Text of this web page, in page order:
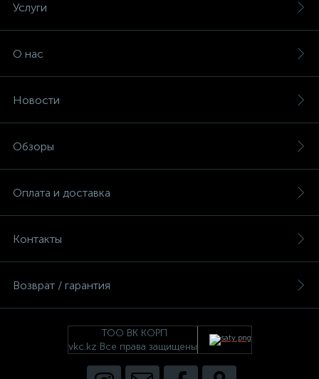
Услуги
О нас
Новости
Обзоры
Оплата и доставка
Контакты
Возврат / гарантия
ТОО ВК КОРП
vkc.kz Все права защищены